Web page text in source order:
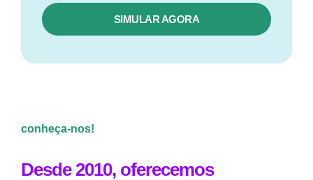
SIMULAR AGORA
conheça-nos!
Desde 2010, oferecemos